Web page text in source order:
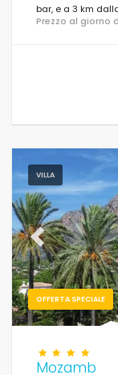
bar, e a 3 km
Prezzo al giorno
VILLA
OFFERTA SPECIALE
Previous
Mozamb